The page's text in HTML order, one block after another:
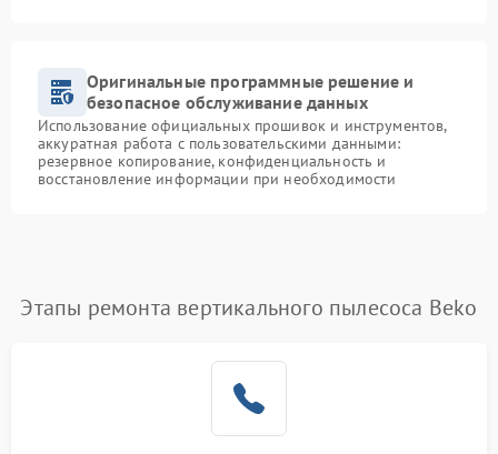
Оригинальные программные решение и
безопасное обслуживание данных
Использование официальных прошивок и инструментов,
аккуратная работа с пользовательскими данными:
резервное копирование, конфиденциальность и
восстановление информации при необходимости
Этапы ремонта вертикального пылесоса Beko